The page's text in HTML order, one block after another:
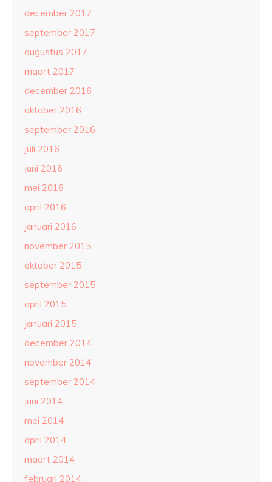
december 2017
september 2017
augustus 2017
maart 2017
december 2016
oktober 2016
september 2016
juli 2016
juni 2016
mei 2016
april 2016
januari 2016
november 2015
oktober 2015
september 2015
april 2015
januari 2015
december 2014
november 2014
september 2014
juni 2014
mei 2014
april 2014
maart 2014
februari 2014